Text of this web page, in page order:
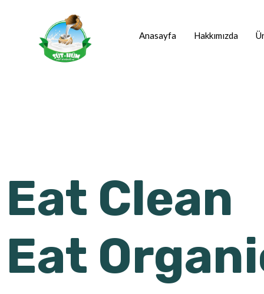
Anasayfa Hakkımızda
Eat Clean
Eat